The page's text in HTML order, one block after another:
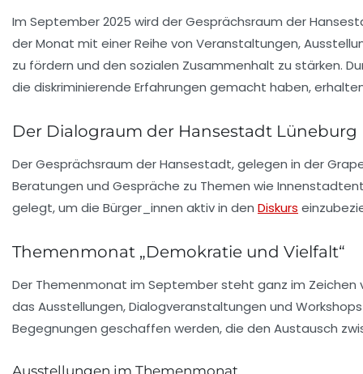
Im September 2025 wird der Gesprächsraum der
der Monat mit einer Reihe von Veranstaltungen,
zu fördern und den sozialen Zusammenhalt zu stärken.
die diskriminierende Erfahrungen gemacht haben,
Der Dialograum der Hansestadt Lüneburg
Der Gesprächsraum der Hansestadt, gelegen in der
Beratungen und Gespräche zu Themen wie
gelegt, um die Bürger_innen aktiv in den Diskurs
Themenmonat „Demokratie und Vielfalt“
Der Themenmonat im September steht ganz im Zeichen
das Ausstellungen, Dialogveranstaltungen und
Begegnungen geschaffen werden, die den Austausch
Ausstellungen im Themenmonat